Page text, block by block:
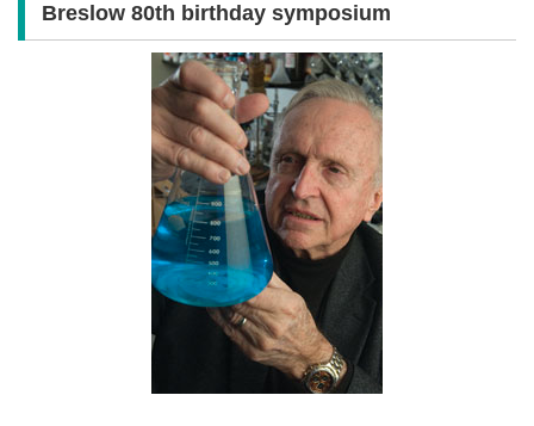
Breslow 80th birthday symposium